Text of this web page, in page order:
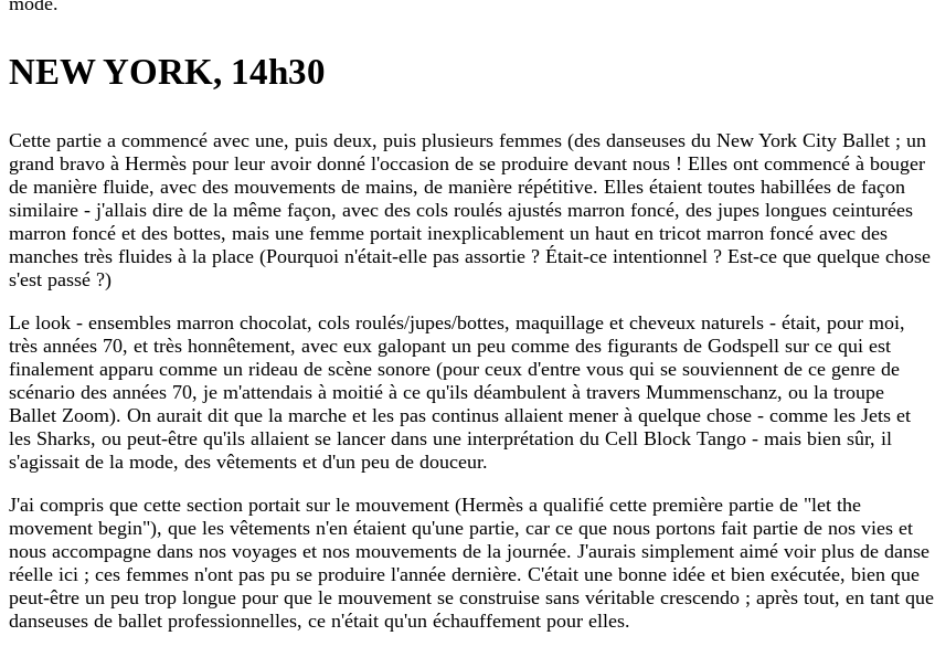
NEW YORK, 14h30
Cette partie a commencé avec une, puis deux, puis plusieurs femmes (des danseuses du New York City Ballet ; un
grand bravo à Hermès pour leur avoir donné l'occasion de se produire devant nous ! Elles ont commencé à bouger
de manière fluide, avec des mouvements de mains, de manière répétitive. Elles étaient toutes habillées de façon
similaire - j'allais dire de la même façon, avec des cols roulés ajustés marron foncé, des jupes longues ceinturées
marron foncé et des bottes, mais une femme portait inexplicablement un haut en tricot marron foncé avec des
manches très fluides à la place (Pourquoi n'était-elle pas assortie ? Était-ce intentionnel ? Est-ce que quelque chose
s'est passé ?)
Le look - ensembles marron chocolat, cols roulés/jupes/bottes, maquillage et cheveux naturels - était, pour moi,
très années 70, et très honnêtement, avec eux galopant un peu comme des figurants de Godspell sur ce qui est
finalement apparu comme un rideau de scène sonore (pour ceux d'entre vous qui se souviennent de ce genre de
scénario des années 70, je m'attendais à moitié à ce qu'ils déambulent à travers Mummenschanz, ou la troupe
Ballet Zoom). On aurait dit que la marche et les pas continus allaient mener à quelque chose - comme les Jets et
les Sharks, ou peut-être qu'ils allaient se lancer dans une interprétation du Cell Block Tango - mais bien sûr, il
s'agissait de la mode, des vêtements et d'un peu de douceur.
J'ai compris que cette section portait sur le mouvement (Hermès a qualifié cette première partie de "let the
movement begin"), que les vêtements n'en étaient qu'une partie, car ce que nous portons fait partie de nos vies et
nous accompagne dans nos voyages et nos mouvements de la journée. J'aurais simplement aimé voir plus de danse
réelle ici ; ces femmes n'ont pas pu se produire l'année dernière. C'était une bonne idée et bien exécutée, bien que
peut-être un peu trop longue pour que le mouvement se construise sans véritable crescendo ; après tout, en tant que
danseuses de ballet professionnelles, ce n'était qu'un échauffement pour elles.